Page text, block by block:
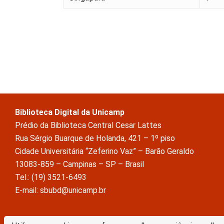
Biblioteca Digital da Unicamp
Prédio da Biblioteca Central Cesar Lattes
Rua Sérgio Buarque de Holanda, 421 – 1º piso
Cidade Universitária “Zeferino Vaz” – Barão Geraldo
13083-859 – Campinas – SP – Brasil
Tel.: (19) 3521-6493
E-mail: sbubd@unicamp.br